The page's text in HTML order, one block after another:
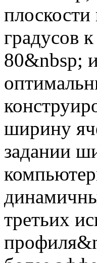
градусов
80&nbsp;
ширину
задании
третьих